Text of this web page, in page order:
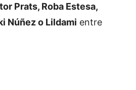
Prats, Roba Estesa,
Núñez o Lildami entre